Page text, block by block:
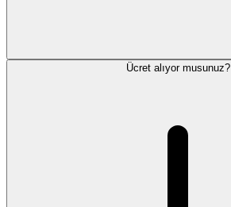
Ücret alıyor musunuz?